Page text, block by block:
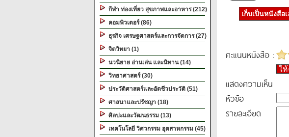
กีฬา ท่องเที่ยว สุขภาพและอาหาร (212)
คอมพิวเตอร์ (86)
ธุรกิจ เศรษฐศาสตร์และการจัดการ (27)
จิตวิทยา (1)
นวนิยาย อ่านเล่น และนิทาน (14)
วิทยาศาสตร์ (30)
ประวัติศาสตร์และอัตชีวประวัติ (51)
ศาสนาและปรัชญา (18)
ศิลปะและวัฒนธรรม (13)
เทคโนโลยี วิศวกรรม อุตสาหกรรม (45)
เก็บเป็นหนังสือ
คะแนนหนังสือ :
ใ
แสดงความเห็น
หัวข้อ
รายละเอียด